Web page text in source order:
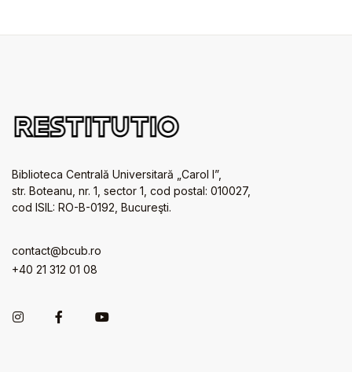
Biblioteca Centrală Universitară „Carol I”,
str. Boteanu, nr. 1, sector 1, cod postal: 010027,
cod ISIL: RO-B-0192, Bucureşti.
contact@bcub.ro
+40 21 312 01 08